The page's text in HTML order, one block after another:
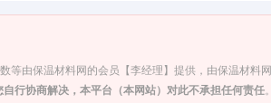
由保温材料网的会员【李经理】提供，由保温材料
行协商解决，本平台（本网站）对此不承担任何责任